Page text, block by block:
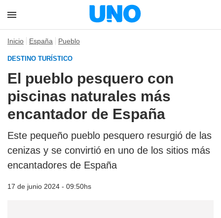
Inicio España Pueblo
DESTINO TURÍSTICO
El pueblo pesquero con
piscinas naturales más
encantador de España
Este pequeño pueblo pesquero resurgió de las
cenizas y se convirtió en uno de los sitios más
encantadores de España
17 de junio 2024 - 09:50hs